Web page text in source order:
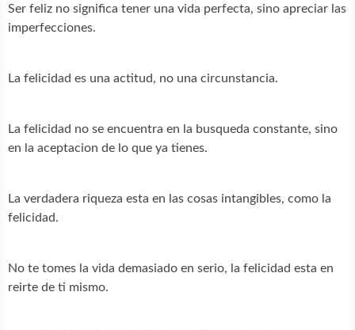
Ser feliz no significa tener una vida perfecta, sino apreciar las
imperfecciones.
La felicidad es una actitud, no una circunstancia.
La felicidad no se encuentra en la busqueda constante, sino
en la aceptacion de lo que ya tienes.
La verdadera riqueza esta en las cosas intangibles, como la
felicidad.
No te tomes la vida demasiado en serio, la felicidad esta en
reirte de ti mismo.